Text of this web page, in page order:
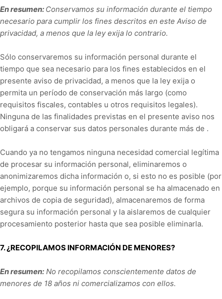
En resumen: Conservamos su información durante el tiempo
necesario para cumplir los fines descritos en este Aviso de
privacidad, a menos que la ley exija lo contrario.
Sólo conservaremos su información personal durante el
tiempo que sea necesario para los fines establecidos en el
presente aviso de privacidad, a menos que la ley exija o
permita un período de conservación más largo (como
requisitos fiscales, contables u otros requisitos legales).
Ninguna de las finalidades previstas en el presente aviso nos
obligará a conservar sus datos personales durante más de .
Cuando ya no tengamos ninguna necesidad comercial legítima
de procesar su información personal, eliminaremos o
anonimizaremos dicha información o, si esto no es posible (por
ejemplo, porque su información personal se ha almacenado en
archivos de copia de seguridad), almacenaremos de forma
segura su información personal y la aislaremos de cualquier
procesamiento posterior hasta que sea posible eliminarla.
7. ¿RECOPILAMOS INFORMACIÓN DE MENORES?
En resumen: No recopilamos conscientemente datos de
menores de 18 años ni comercializamos con ellos.